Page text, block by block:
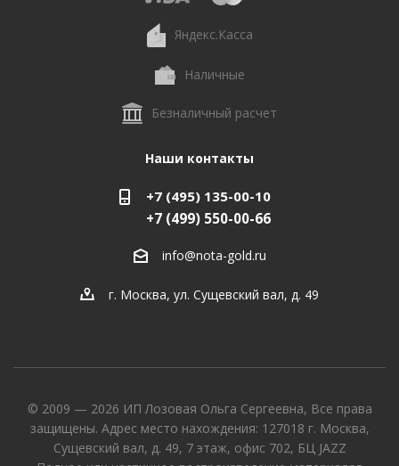
Яндекс.Касса
Наличные
Безналичный расчет
Наши контакты
+7 (495) 135-00-10
+7 (499) 550-00-66
info@nota-gold.ru
г. Москва, ул. Сущевский вал, д. 49
© 2009 — 2026 ИП Лозовая Ольга Сергеевна, Все права
защищены. Адрес место нахождения: 127018 г. Москва,
Сущевский вал, д. 49, 7 этаж, офис 702, БЦ JAZZ